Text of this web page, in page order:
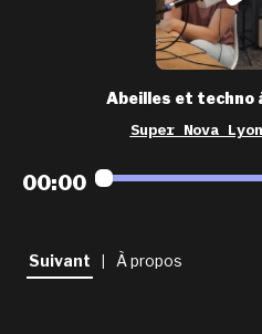
fréquences
nova aime
les grilles
playlists
newsletter
Abeilles et techno
Super Nova Lyon
00:00
Suivant À propos